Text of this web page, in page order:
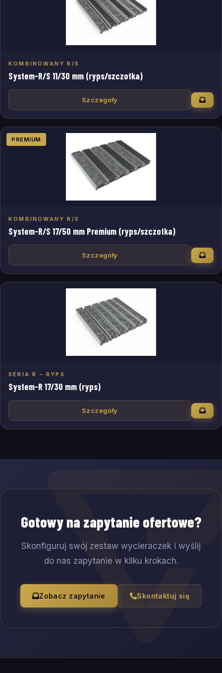
KOMBINOWANY R/S
System-R/S 11/30 mm (ryps/szczotka)
Szczegóły
PREMIUM
KOMBINOWANY R/S
System-R/S 17/50 mm Premium (ryps/szczotka)
Szczegóły
SERIA R – RYPS
System-R 17/30 mm (ryps)
Szczegóły
Gotowy na zapytanie ofertowe?
Skonfiguruj swój zestaw wycieraczek i wyślij
do nas zapytanie w kilku krokach.
Zobacz zapytanie Skontaktuj się